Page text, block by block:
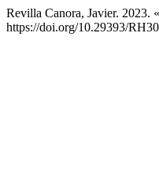
Revilla Canora, Javier. 2023.
https://doi.org/10.29393/